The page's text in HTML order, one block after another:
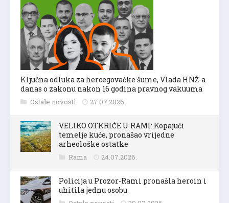
Ključna odluka za hercegovačke šume, Vlada HNŽ-a
danas o zakonu nakon 16 godina pravnog vakuuma
Ostale novosti 27.07.2026.
VELIKO OTKRIĆE U RAMI: Kopajući
temelje kuće, pronašao vrijedne
arheološke ostatke
Rama 24.07.2026.
Policija u Prozor-Rami pronašla heroin i
uhitila jednu osobu